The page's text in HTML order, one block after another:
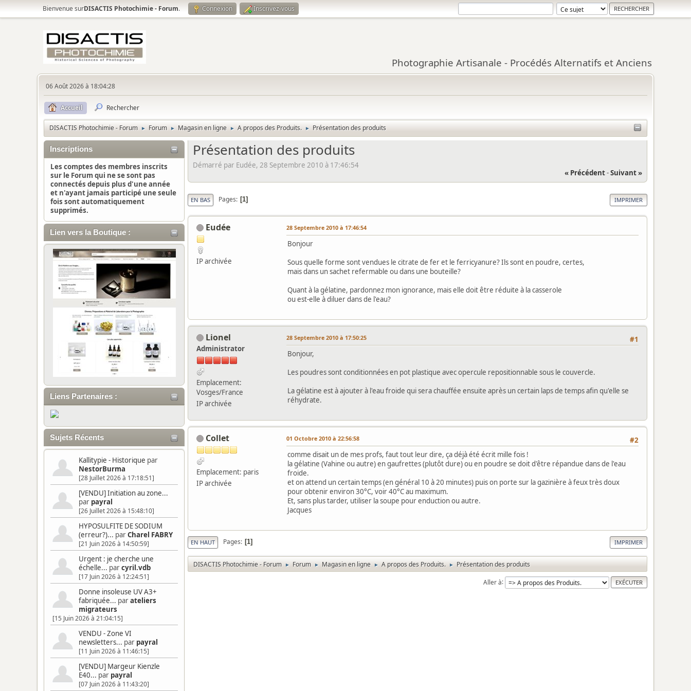
Bienvenue surDISACTIS Photochimie - Forum. Connexion Inscrivez-vous
Photographie Artisanale - Procédés Alternatifs et Anciens
06 Août 2026 à 18:04:28
Accueil Rechercher
DISACTIS Photochimie - Forum ► Forum ► Magasin en ligne ► A propos des Produits. ► Présentation des produits
Inscriptions
Les comptes des membres inscrits
sur le Forum qui ne se sont pas
connectés depuis plus d'une année
et n'ayant jamais participé une seule
fois sont automatiquement
supprimés.
Lien vers la Boutique :
Liens Partenaires :
Sujets Récents
Kallitypie - Historique par
NestorBurma
[28 Juillet 2026 à 17:18:51]
[VENDU] Initiation au zone...
par payral
[26 Juillet 2026 à 15:48:10]
HYPOSULFITE DE SODIUM
(erreur?)... parCharel FABRY
[21 Juin 2026 à 14:50:59]
Urgent : je cherche une
échelle... parcyril.vdb
[17 Juin 2026 à 12:24:51]
Donne insoleuse UV A3+
fabriquée... parateliers
migrateurs
[15 Juin 2026 à 21:04:15]
VENDU - Zone VI
newsletters... par payral
[11 Juin 2026 à 11:46:15]
[VENDU] Margeur Kienzle
E40... par payral
[07 Juin 2026 à 11:43:20]
Présentation des produits
Démarré par Eudée, 28 Septembre 2010 à 17:46:54
« Précédent-Suivant »
IMPRIMER
EN BAS Pages 1
Eudée
IP archivée
28 Septembre 2010 à 17:46:54
Bonjour
Sous quelle forme sont vendues le citrate de fer et le ferricyanure? Ils sont en poudre, certes,
mais dans un sachet refermable ou dans une bouteille?
Quant à la gélatine, pardonnez mon ignorance, mais elle doit être réduite à la casserole
ou est-elle à diluer dans de l'eau?
Lionel
Administrator
Emplacement:
Vosges/France
IP archivée
#1
28 Septembre 2010 à 17:50:25
Bonjour,
Les poudres sont conditionnées en pot plastique avec opercule repositionnable sous le couvercle.
La gélatine est à ajouter à l'eau froide qui sera chauffée ensuite après un certain laps de temps afin qu'elle se
réhydrate.
Collet
Emplacement: paris
IP archivée
#2
01 Octobre 2010 à 22:56:58
comme disait un de mes profs, faut tout leur dire, ça déjà été écrit mille fois !
la gélatine (Vahine ou autre) en gaufrettes (plutôt dure) ou en poudre se doit d'être répandue dans de l'eau
froide.
et on attend un certain temps (en général 10 à 20 minutes) puis on porte sur la gazinière à feux très doux
pour obtenir environ 30°C, voir 40°C au maximum.
Et, sans plus tarder, utiliser la soupe pour enduction ou autre.
Jacques
IMPRIMER
EN HAUT Pages 1
DISACTIS Photochimie - Forum ► Forum ► Magasin en ligne ► A propos des Produits. ► Présentation des produits
Aller à